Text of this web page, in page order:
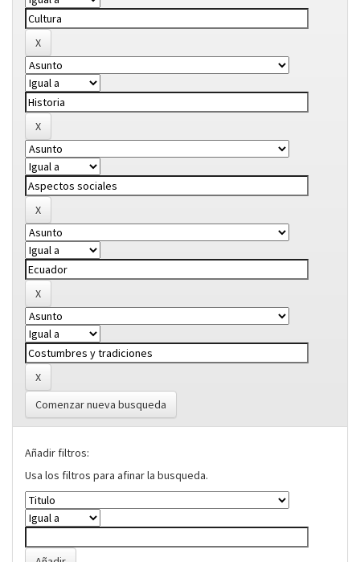
Comenzar nueva busqueda
Añadir filtros:
Usa los filtros para afinar la busqueda.